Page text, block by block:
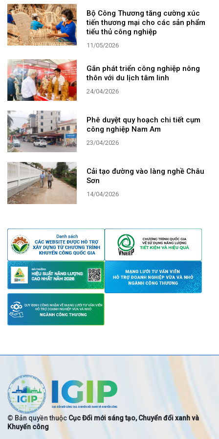
Bộ Công Thương tăng cường xúc
tiến thương mại cho các sản phẩm
tiểu thủ công nghiệp
11/05/2026
Gắn phát triển công nghiệp nông
thôn với du lịch tâm linh
24/04/2026
Phê duyệt quy hoạch chi tiết cụm
công nghiệp Nam Am
23/04/2026
Cải tạo đường vào làng nghề Châu
Sơn
14/04/2026
© Bản quyền thuộc Cục Đổi mới sáng tạo, Chuyển đổi xanh và
Khuyến công